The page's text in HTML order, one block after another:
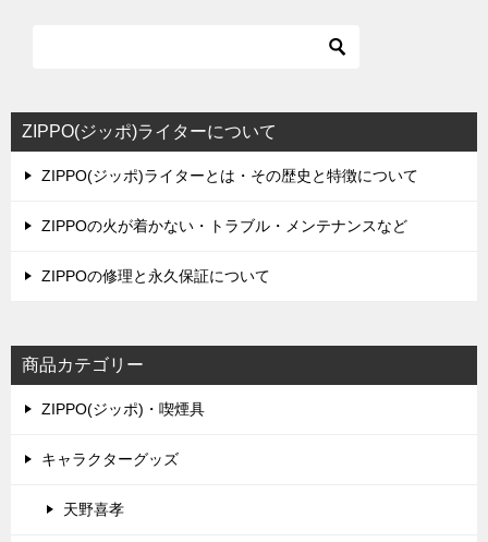
ZIPPO(ジッポ)ライターについて
ZIPPO(ジッポ)ライターとは・その歴史と特徴について
ZIPPOの火が着かない・トラブル・メンテナンスなど
ZIPPOの修理と永久保証について
商品カテゴリー
ZIPPO(ジッポ)・喫煙具
キャラクターグッズ
天野喜孝